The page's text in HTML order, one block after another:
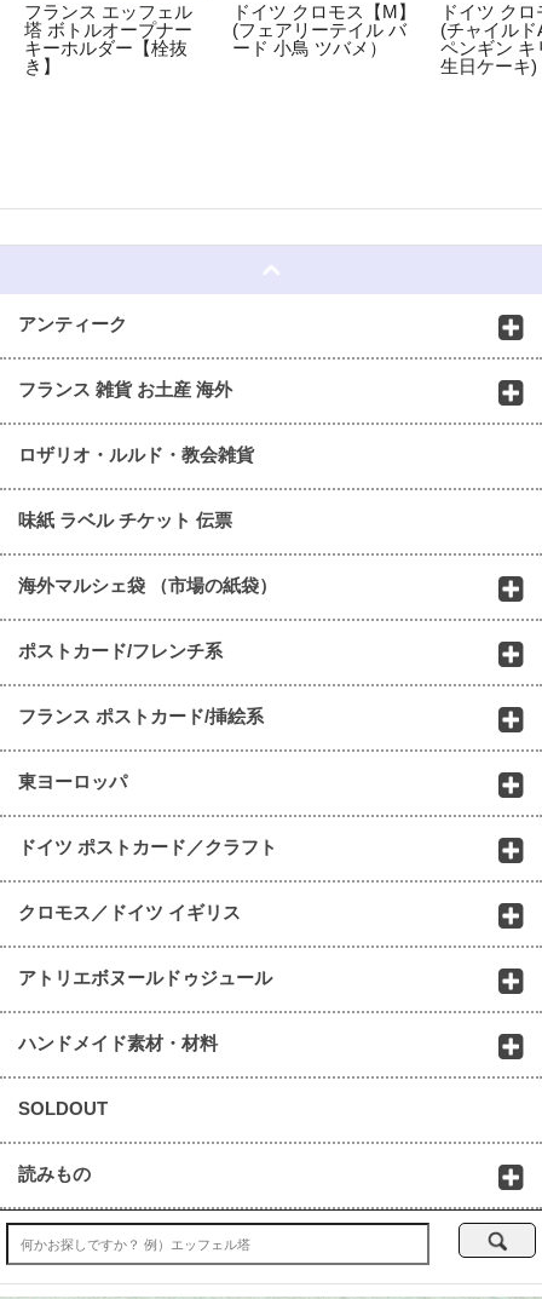
フランス エッフェル
塔 ボトルオープナー
キーホルダー【栓抜
き】
ドイツ クロモス【M】
(フェアリーテイル バ
ード 小鳥 ツバメ）
ドイツ ク
(チャイルド
ペンギン キ
生日ケーキ)
アンティーク
フランス 雑貨 お土産 海外
ロザリオ・ルルド・教会雑貨
味紙 ラベル チケット 伝票
海外マルシェ袋 （市場の紙袋）
ポストカード/フレンチ系
フランス ポストカード/挿絵系
東ヨーロッパ
ドイツ ポストカード／クラフト
クロモス／ドイツ イギリス
アトリエボヌールドゥジュール
ハンドメイド素材・材料
SOLDOUT
読みもの